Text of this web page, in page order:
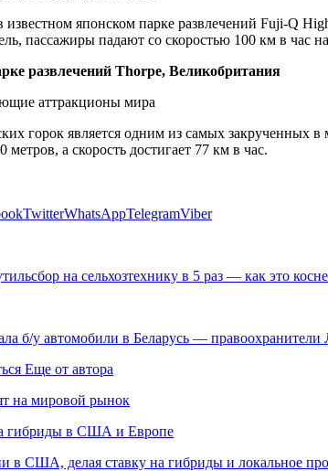
известном японском парке развлечений Fuji-Q
пассажиры падают со скоростью 100 км в час
развлечений Thorpe, Великобритания
горок является одним из самых
метров, а скорость достигает 77 км в час.
TwitterWhatsAppTelegramViber
на сельхозтехнику в 5 раз — как это
б/у автомобили в Беларусь — правоохранители
Еще от автора
на мировой рынок
гибриды в США и Европе
в США, делая ставку на гибриды и локальное